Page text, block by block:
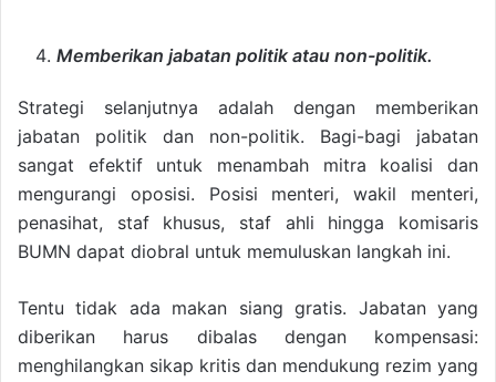
Memberikan jabatan politik atau non-politik.
Strategi selanjutnya adalah dengan memberikan
jabatan politik dan non-politik. Bagi-bagi jabatan
sangat efektif untuk menambah mitra koalisi dan
mengurangi oposisi. Posisi menteri, wakil menteri,
penasihat, staf khusus, staf ahli hingga komisaris
BUMN dapat diobral untuk memuluskan langkah ini.
Tentu tidak ada makan siang gratis. Jabatan yang
diberikan harus dibalas dengan kompensasi:
menghilangkan sikap kritis dan mendukung rezim yang